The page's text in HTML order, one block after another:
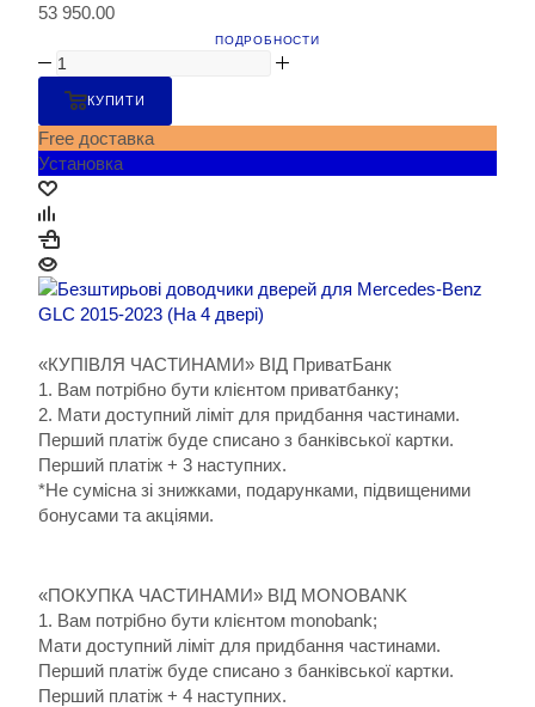
53 950.00
ПОДРОБНОСТИ
КУПИТИ
Free доставка
Установка
«КУПІВЛЯ ЧАСТИНАМИ» ВІД ПриватБанк
1. Вам потрібно бути клієнтом приватбанку;
2. Мати доступний ліміт для придбання частинами.
Перший платіж буде списано з банківської картки.
Перший платіж + 3 наступних.
*Не сумісна зі знижками, подарунками, підвищеними
бонусами та акціями.
«ПОКУПКА ЧАСТИНАМИ» ВІД MONOBANK
1. Вам потрібно бути клієнтом monobank;
Мати доступний ліміт для придбання частинами.
Перший платіж буде списано з банківської картки.
Перший платіж + 4 наступних.